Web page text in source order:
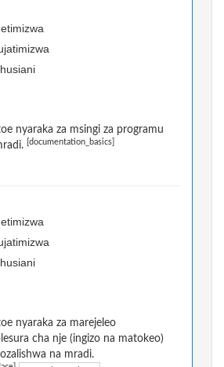
nyaraka za msingi za programu
[documentation_basics]
nyaraka za marejeleo
cha nje (ingizo na matokeo)
na mradi.